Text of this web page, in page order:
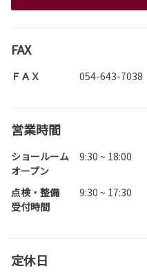
FAX
ＦＡＸ 054-643-7038
営業時間
ショールーム
オープン
9:30 ~ 18:00
点検・整備
受付時間
9:30 ~ 17:30
定休日